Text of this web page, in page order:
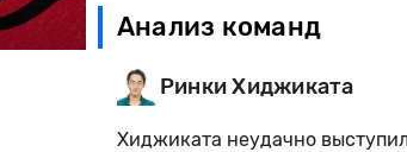
Анализ команд
Ринки Хиджиката
Хиджиката неудачно